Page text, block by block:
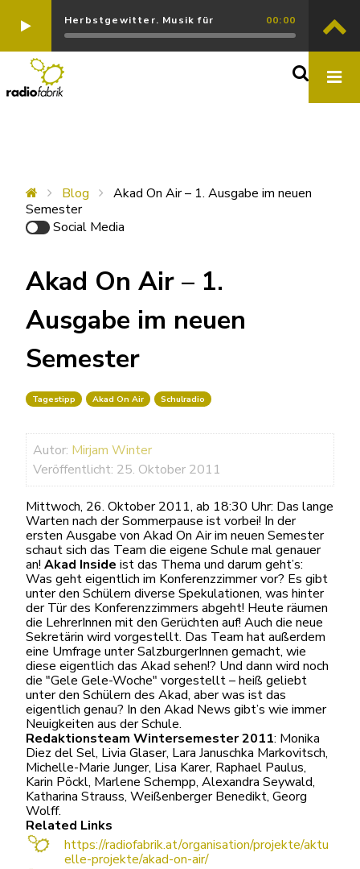
Herbstgewitter. Musik für 00:00
Blog
Akad On Air – 1. Ausgabe im neuen
Semester
Social Media
Akad On Air – 1.
Ausgabe im neuen
Semester
Tagestipp Akad On Air Schulradio
Autor: Mirjam Winter
Veröffentlicht: 25. Oktober 2011
Mittwoch, 26. Oktober 2011, ab 18:30 Uhr: Das lange
Warten nach der Sommerpause ist vorbei! In der
ersten Ausgabe von Akad On Air im neuen Semester
schaut sich das Team die eigene Schule mal genauer
an! Akad Inside ist das Thema und darum geht’s:
Was geht eigentlich im Konferenzzimmer vor? Es gibt
unter den Schülern diverse Spekulationen, was hinter
der Tür des Konferenzzimmers abgeht! Heute räumen
die LehrerInnen mit den Gerüchten auf! Auch die neue
Sekretärin wird vorgestellt. Das Team hat außerdem
eine Umfrage unter SalzburgerInnen gemacht, wie
diese eigentlich das Akad sehen!? Und dann wird noch
die "Gele Gele-Woche" vorgestellt – heiß geliebt
unter den Schülern des Akad, aber was ist das
eigentlich genau? In den Akad News gibt’s wie immer
Neuigkeiten aus der Schule.
Redaktionsteam Wintersemester 2011: Monika
Diez del Sel, Livia Glaser, Lara Januschka Markovitsch,
Michelle-Marie Junger, Lisa Karer, Raphael Paulus,
Karin Pöckl, Marlene Schempp, Alexandra Seywald,
Katharina Strauss, Weißenberger Benedikt, Georg
Wolff.
Related Links
https://radiofabrik.at/organisation/projekte/aktu
elle-projekte/akad-on-air/